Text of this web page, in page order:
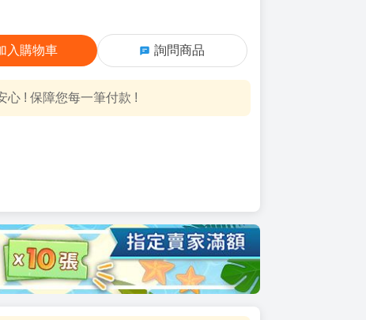
入購物車 詢問商品
心 ! 保障您每一筆付款 !